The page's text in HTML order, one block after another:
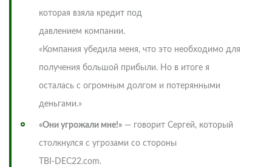
которая взяла кредит под
давлением компании.
«Компания убедила меня, что это необходимо для
получения большой прибыли. Но в итоге я
осталась с огромным долгом и потерянными
деньгами.»
«Они угрожали мне!» — говорит Сергей, который
столкнулся с угрозами со стороны
TBI-DEC22.com.